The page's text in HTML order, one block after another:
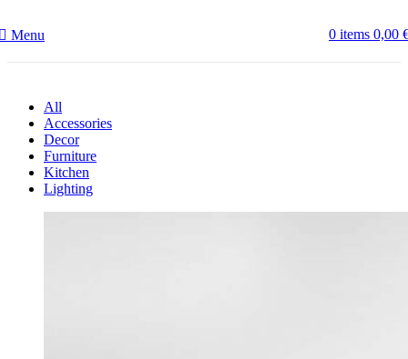
Menu 0 items 0,00
All
Accessories
Decor
Furniture
Kitchen
Lighting